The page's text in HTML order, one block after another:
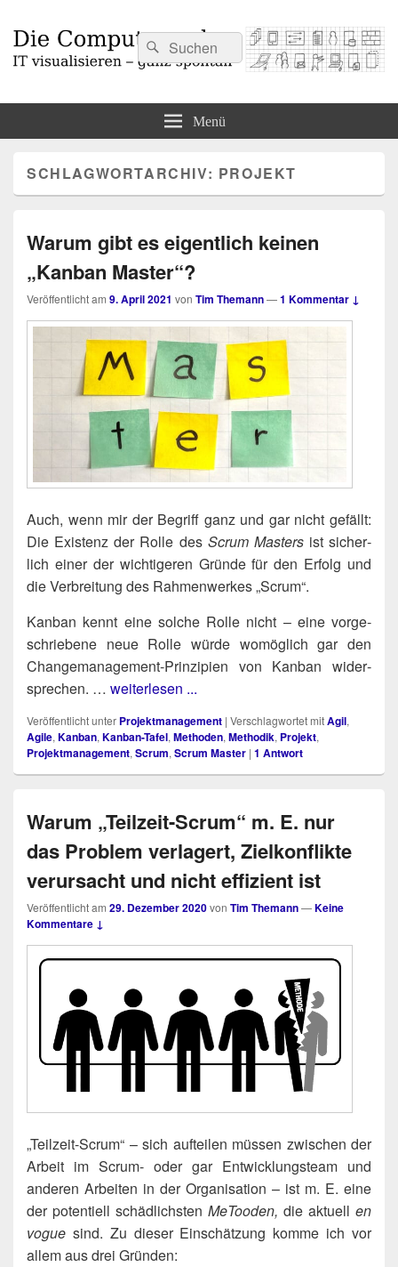
Suchen
nach:
Suchen
Menü
SCHLAGWORTARCHIV: PROJEKT
Warum gibt es eigentlich keinen
„Kanban Master“?
Veröffentlicht am 9. April 2021 von Tim Themann—1 Kommentar ↓
Auch, wenn mir der Begriff ganz und gar nicht gefällt:
Die Exis­tenz der Rol­le des Scrum Mas­tersist sicher­
lich einer der wich­ti­ge­ren Grün­de für den Erfolg und
die Ver­brei­tung des Rah­men­wer­kes „Scrum“.
Kan­ban kennt eine sol­che Rol­le nicht – eine vor­ge­
schrie­be­ne neue Rol­le wür­de womög­lich gar den
Chan­ge­ma­nage­ment-Prin­zi­pi­en von Kan­ban wider­
spre­chen. … weiterlesen ...
Veröffentlicht unter Projektmanagement | Verschlagwortet mitAgil,
Agile, Kanban, Kanban-Tafel, Methoden, Methodik, Projekt,
Projektmanagement, Scrum, Scrum Master | 1 Antwort
Warum „Teilzeit-Scrum“ m. E. nur
das Problem verlagert, Zielkonflikte
verursacht und nicht effizient ist
Veröffentlicht am 29. Dezember 2020von Tim Themann—Keine
Kommentare ↓
„Teil­zeit-Scrum“ – sich auf­tei­len müs­sen zwi­schen der
Arbeit im Scrum- oder gar Ent­wick­lungs­team und
ande­ren Arbei­ten in der Orga­ni­sa­ti­on – ist m. E. eine
der poten­ti­ell schäd­lichs­ten MeToo­den, die aktu­ell en
vogue sind. Zu die­ser Ein­schät­zung kom­me ich vor
allem aus drei Gründen: